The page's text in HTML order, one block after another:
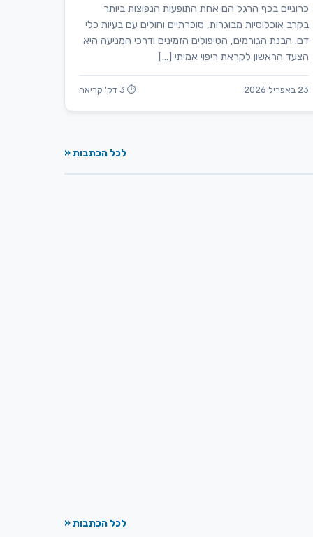
כרוניים בכף הרגל הם אחת התופעות הנפוצות ביותר
בקרב אוכלוסיות מבוגרות, סוכרתיים וחולים עם בעיות כלי
דם. הבנת הגורמים, הטיפולים הזמינים ודרכי המניעה היא
הצעד הראשון לקראת ריפוי אמיתי […]
23 באפריל 2026 ⏱ 3 דק' קריאה
לכל הכתבות «
לכל הכתבות «